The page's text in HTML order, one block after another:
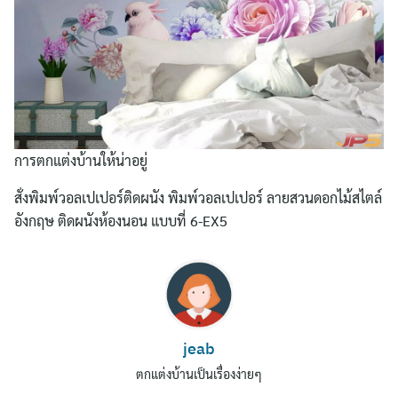
การตกแต่งบ้านให้น่าอยู่
สั่งพิมพ์วอลเปเปอร์ติดผนัง พิมพ์วอลเปเปอร์ ลายสวนดอกไม้สไตล์
อังกฤษ ติดผนังห้องนอน แบบที่ 6-EX5
jeab
ตกแต่งบ้านเป็นเรื่องง่ายๆ